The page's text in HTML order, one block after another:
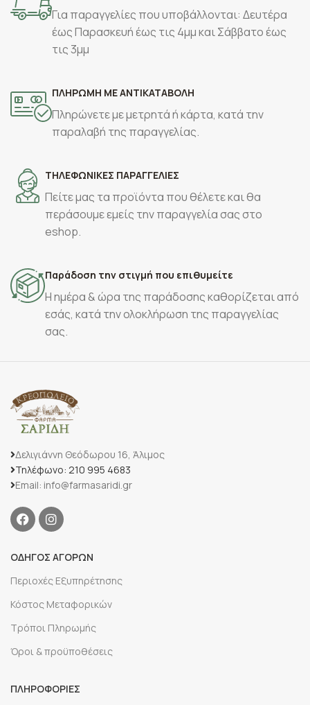
Για παραγγελίες που υποβάλλονται: Δευτέρα
έως Παρασκευή έως τις 4μμ και Σάββατο έως
τις 3μμ
ΠΛΗΡΩΜΗ ΜΕ ΑΝΤΙΚΑΤΑΒΟΛΗ
Πληρώνετε με μετρητά ή κάρτα, κατά την
παραλαβή της παραγγελίας.
ΤΗΛΕΦΩΝΙΚΕΣ ΠΑΡΑΓΓΕΛΙΕΣ
Πείτε μας τα προϊόντα που θέλετε και θα
περάσουμε εμείς την παραγγελία σας στο
eshop.
Παράδοση την στιγμή που επιθυμείτε
Η ημέρα & ώρα της παράδοσης καθορίζεται από
εσάς, κατά την ολοκλήρωση της παραγγελίας
σας.
Δελιγιάννη Θεόδωρου 16, Άλιμος
Τηλέφωνο: 210 995 4683
Email: info@farmasaridi.gr
ΟΔΗΓΟΣ ΑΓΟΡΩΝ
Περιοχές Εξυπηρέτησης
Κόστος Μεταφορικών
Τρόποι Πληρωμής
Όροι & προϋποθέσεις
ΠΛΗΡΟΦΟΡΙΕΣ